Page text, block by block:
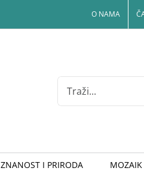
O NAMA
Search
for:
ZNANOST I PRIRODA MOZAIK